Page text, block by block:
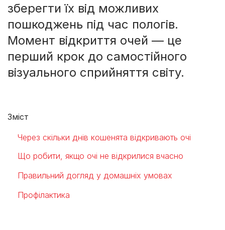
зберегти їх від можливих
пошкоджень під час пологів.
Момент відкриття очей — це
перший крок до самостійного
візуального сприйняття світу.
Зміст
Через скільки днів кошенята відкривають очі
Що робити, якщо очі не відкрилися вчасно
Правильний догляд у домашніх умовах
Профілактика